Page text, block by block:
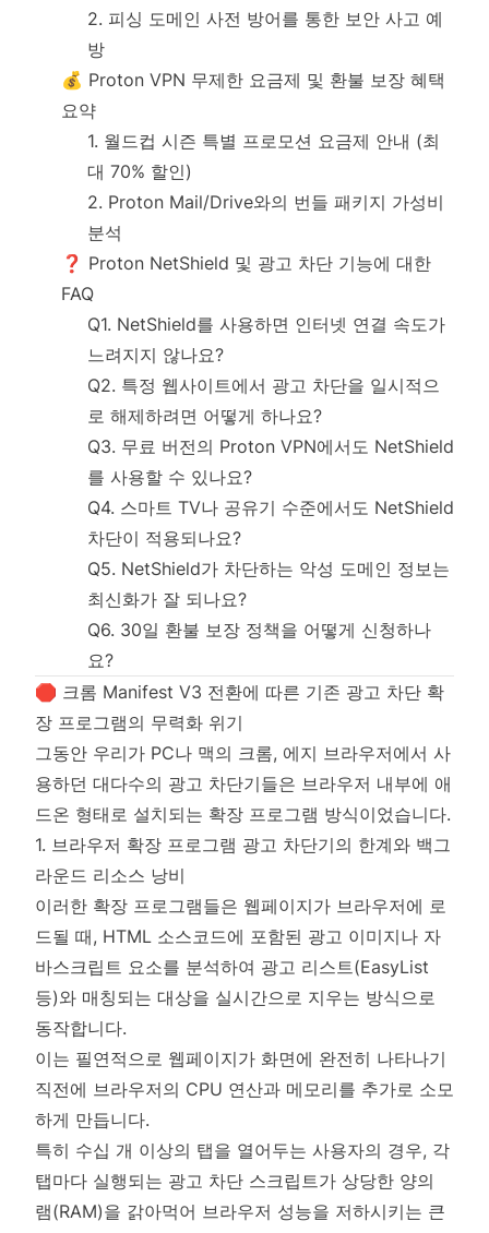
2. 피싱 도메인 사전 방어를 통한 보안 사고 예
방
💰 Proton VPN 무제한 요금제 및 환불 보장 혜택
요약
1. 월드컵 시즌 특별 프로모션 요금제 안내 (최
대 70% 할인)
2. Proton Mail/Drive와의 번들 패키지 가성비
분석
❓ Proton NetShield 및 광고 차단 기능에 대한
FAQ
Q1. NetShield를 사용하면 인터넷 연결 속도가
느려지지 않나요?
Q2. 특정 웹사이트에서 광고 차단을 일시적으
로 해제하려면 어떻게 하나요?
Q3. 무료 버전의 Proton VPN에서도 NetShield
를 사용할 수 있나요?
Q4. 스마트 TV나 공유기 수준에서도 NetShield
차단이 적용되나요?
Q5. NetShield가 차단하는 악성 도메인 정보는
최신화가 잘 되나요?
Q6. 30일 환불 보장 정책을 어떻게 신청하나
요?
🛑 크롬 Manifest V3 전환에 따른 기존 광고 차단 확
장 프로그램의 무력화 위기
그동안 우리가 PC나 맥의 크롬, 에지 브라우저에서 사
용하던 대다수의 광고 차단기들은 브라우저 내부에 애
드온 형태로 설치되는 확장 프로그램 방식이었습니다.
1. 브라우저 확장 프로그램 광고 차단기의 한계와 백그
라운드 리소스 낭비
이러한 확장 프로그램들은 웹페이지가 브라우저에 로
드될 때, HTML 소스코드에 포함된 광고 이미지나 자
바스크립트 요소를 분석하여 광고 리스트(EasyList
등)와 매칭되는 대상을 실시간으로 지우는 방식으로
동작합니다.
이는 필연적으로 웹페이지가 화면에 완전히 나타나기
직전에 브라우저의 CPU 연산과 메모리를 추가로 소모
하게 만듭니다.
특히 수십 개 이상의 탭을 열어두는 사용자의 경우, 각
탭마다 실행되는 광고 차단 스크립트가 상당한 양의
램(RAM)을 갉아먹어 브라우저 성능을 저하시키는 큰